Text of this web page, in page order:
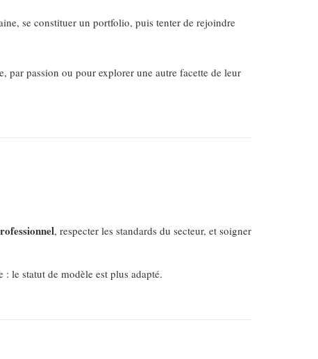
se constituer un portfolio, puis tenter de rejoindre
par passion ou pour explorer une autre facette de leur
, respecter les standards du secteur, et soigner
le statut de modèle est plus adapté.